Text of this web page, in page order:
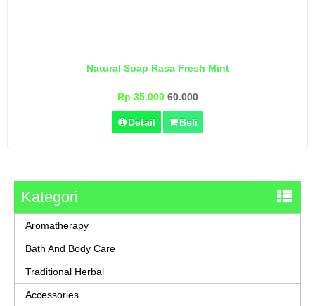
Natural Soap Rasa Fresh Mint
Rp 35.00060.000
Detail Beli
Kategori
Aromatherapy
Bath And Body Care
Traditional Herbal
Accessories